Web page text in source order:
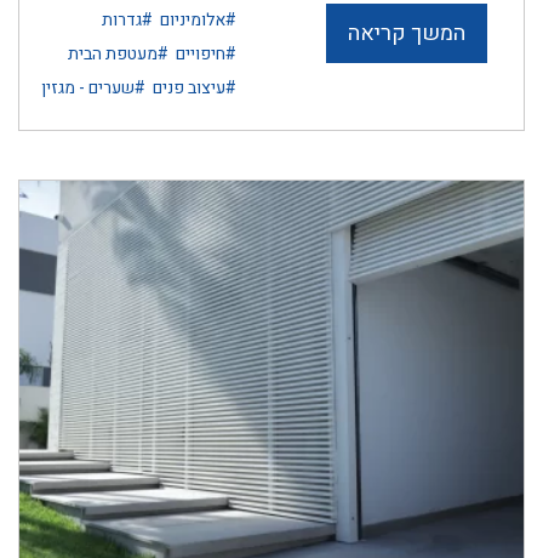
המשך קריאה #אלומיניום #גדרות
#חיפויים #מעטפת הבית
#עיצוב פנים #שערים - מגזין